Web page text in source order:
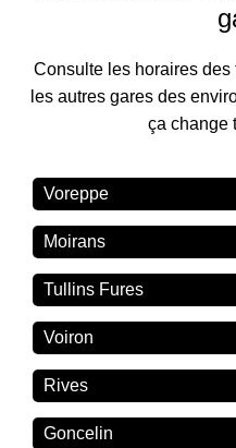
Consulte les horaires
les autres gares des
ça change
Voreppe
Moirans
Tullins Fures
Voiron
Rives
Goncelin